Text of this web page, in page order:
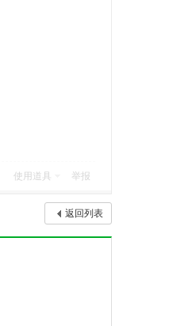
使用道具 举报
返回列表